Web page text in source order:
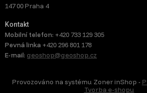
147 00 Praha 4
Kontakt
Mobilní telefon: +420 733 129 305
Pevná linka +420 296 801 178
E-mail: geoshop@geoshop.cz
Provozováno na systému Zoner inShop -
Tvorba e-shopu